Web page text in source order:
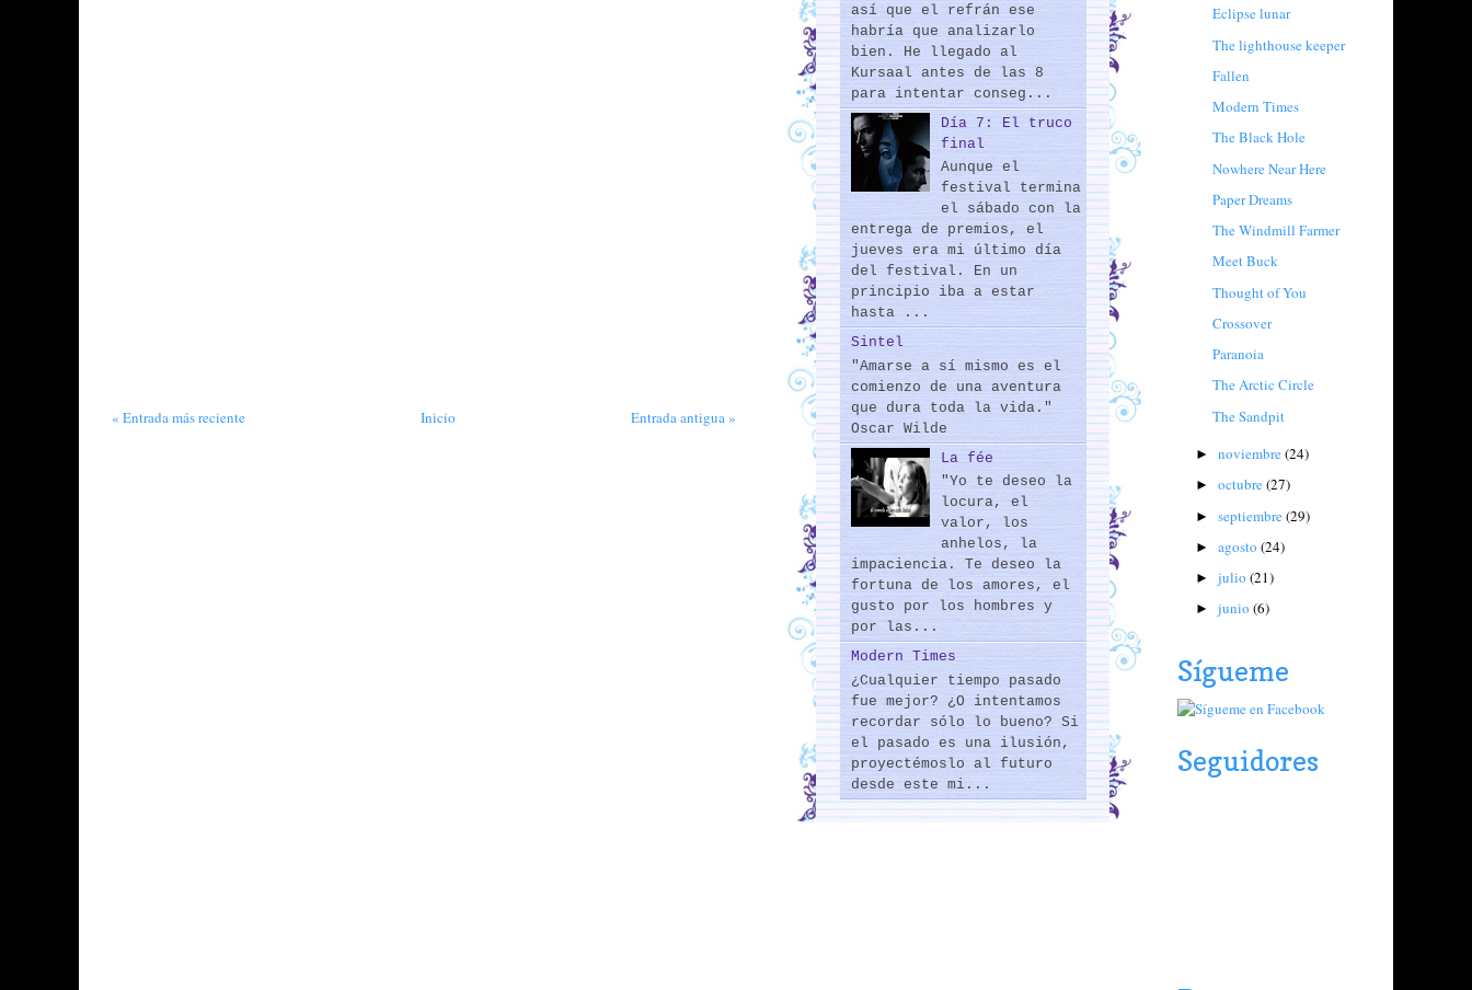
« Entrada más reciente Entrada antigua »
Inicio
así que el refrán ese
habría que analizarlo
bien. He llegado al
Kursaal antes de las 8
para intentar conseg...
Día 7: El truco
final
Aunque el
festival termina
el sábado con la
entrega de premios, el
jueves era mi último día
del festival. En un
principio iba a estar
hasta ...
Sintel
"Amarse a sí mismo es el
comienzo de una aventura
que dura toda la vida."
Oscar Wilde
La fée
"Yo te deseo la
locura, el
valor, los
anhelos, la
impaciencia. Te deseo la
fortuna de los amores, el
gusto por los hombres y
por las...
Modern Times
¿Cualquier tiempo pasado
fue mejor? ¿O intentamos
recordar sólo lo bueno? Si
el pasado es una ilusión,
proyectémoslo al futuro
desde este mi...
Eclipse lunar
The lighthouse keeper
Fallen
Modern Times
The Black Hole
Nowhere Near Here
Paper Dreams
The Windmill Farmer
Meet Buck
Thought of You
Crossover
Paranoia
The Arctic Circle
The Sandpit
► noviembre(24)
► octubre(27)
► septiembre(29)
► agosto (24)
► julio (21)
► junio (6)
Sígueme
Seguidores